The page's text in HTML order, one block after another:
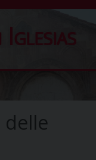
Iglesias
delle